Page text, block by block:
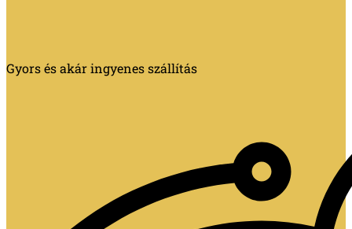
Gyors és akár ingyenes szállítás